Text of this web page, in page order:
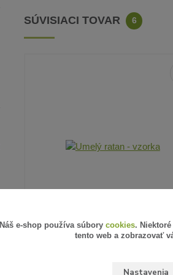
SÚVISIACI TOVAR 6
Náš e-shop používa súbory cookies.
tento web a zobrazovať
Nastavenia